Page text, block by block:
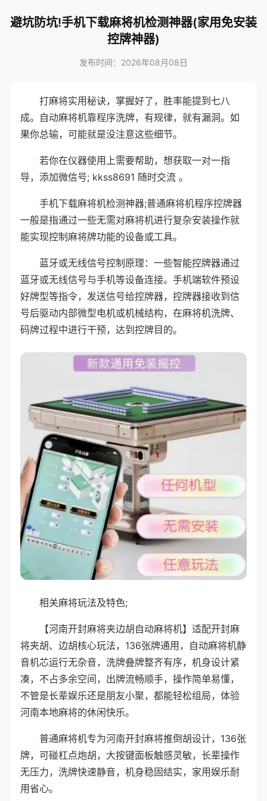
避坑防坑!手机下载麻将机检测神器(家用免安装
控牌神器)
发布时间：2026年08月08日
打麻将实用秘诀，掌握好了，胜率能提到七八
成。自动麻将机靠程序洗牌，有规律，就有漏洞。如
果你总输，可能就是没注意这些细节。
若你在仪器使用上需要帮助，想获取一对一指
导，添加微信号; kkss8691 随时交流 。
手机下载麻将机检测神器;普通麻将机程序控牌器
一般是指通过一些无需对麻将机进行复杂安装操作就
能实现控制麻将牌功能的设备或工具。
蓝牙或无线信号控制原理：一些智能控牌器通过
蓝牙或无线信号与手机等设备连接。手机端软件预设
好牌型等指令，发送信号给控牌器，控牌器接收到信
号后驱动内部微型电机或机械结构，在麻将机洗牌、
码牌过程中进行干预，达到控牌目的。
相关麻将玩法及特色;
【河南开封麻将夹边胡自动麻将机】适配开封麻
将夹胡、边胡核心玩法，136张牌通用，自动麻将机静
音机芯运行无杂音，洗牌叠牌整齐有序，机身设计紧
凑，不占多余空间，出牌流畅顺手，操作简单易懂，
不管是长辈娱乐还是朋友小聚，都能轻松组局，体验
河南本地麻将的休闲快乐。
普通麻将机专为河南开封麻将推倒胡设计，136张
牌，可碰杠点炮胡，大按键面板触感灵敏，长辈操作
无压力，洗牌快速静音，机身稳固结实，家用娱乐耐
用省心。